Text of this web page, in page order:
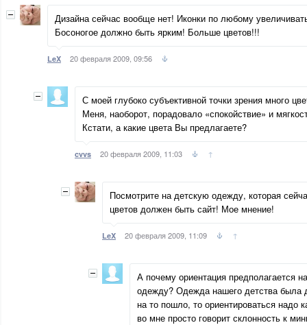
Дизайна сейчас вообще нет! Иконки по любому
Босоногое должно быть ярким! Больше цветов!!!
LeX 20 февраля 2009, 09:56
С моей глубоко субъективной точки зрения много
Меня, наоборот, порадовало «спокойствие» и
Кстати, а какие цвета Вы предлагаете?
cvvs 20 февраля 2009, 11:03 ↑
Посмотрите на детскую одежду, которая
цветов должен быть сайт! Мое мнение!
LeX 20 февраля 2009, 11:09 ↑
А почему ориентация предполагается
одежду? Одежда нашего детства была
на то пошло, то ориентироваться надо
во мне просто говорит склонность к